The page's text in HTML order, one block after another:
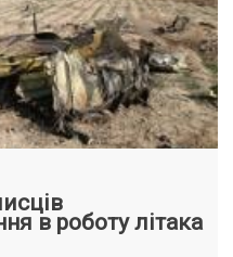
в роботу літака